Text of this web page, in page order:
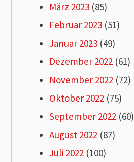
März 2023 (85)
Februar 2023 (51)
Januar 2023 (49)
Dezember 2022 (61)
November 2022 (72)
Oktober 2022 (75)
September 2022 (60)
August 2022 (87)
Juli 2022 (100)